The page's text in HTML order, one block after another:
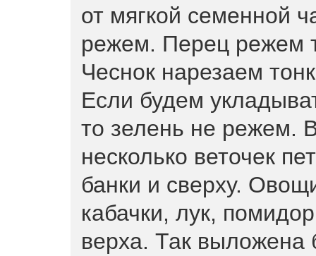
от мягкой семенной
режем. Перец режем
Чеснок нарезаем
Если будем
то зелень не режем.
несколько веточек
банки и сверху.
кабачки, лук,
верха. Так выложена